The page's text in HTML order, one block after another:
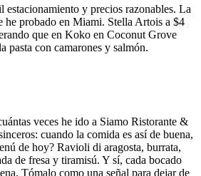
estacionamiento y precios razonables. La
he probado en Miami. Stella Artois a $4
que en Koko en Coconut Grove
pasta con camarones y salmón.
veces he ido a Siamo Ristorante &
cuando la comida es así de buena,
de hoy? Ravioli di aragosta, burrata,
de fresa y tiramisú. Y sí, cada bocado
Tómalo como una señal para dejar de